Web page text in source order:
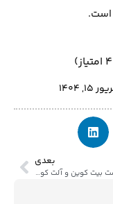
پیش‌بینی قیمت‌ بیت کوین و آلت کوین‌های برتر